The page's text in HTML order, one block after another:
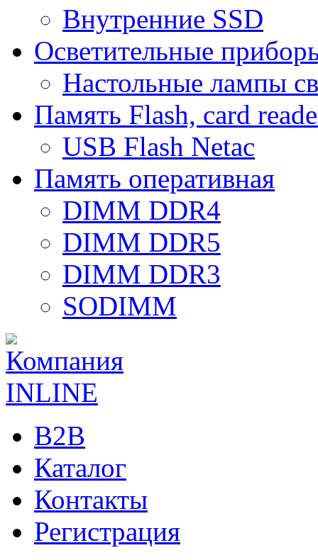
Внутренние SSD
Осветительные
Настольные лампы
Память Flash, card
USB Flash Netac
Память оперативная
DIMM DDR4
DIMM DDR5
DIMM DDR3
SODIMM
B2B
Каталог
Контакты
Регистрация